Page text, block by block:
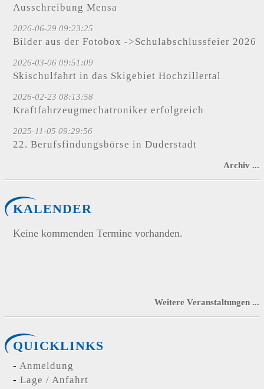
Ausschreibung Mensa
2026-06-29 09:23:25
Bilder aus der Fotobox ->Schulabschlussfeier 2026
2026-03-06 09:51:09
Skischulfahrt in das Skigebiet Hochzillertal
2026-02-23 08:13:58
Kraftfahrzeugmechatroniker erfolgreich
2025-11-05 09:29:56
22. Berufsfindungsbörse in Duderstadt
Archiv ...
KALENDER
Keine kommenden Termine vorhanden.
Weitere Veranstaltungen ...
QUICKLINKS
Anmeldung
Lage / Anfahrt